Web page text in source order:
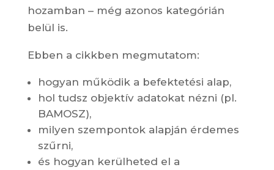
hozamban – még azonos kategórián
belül is.
Ebben a cikkben megmutatom:
hogyan működik a befektetési alap,
hol tudsz objektív adatokat nézni (pl.
BAMOSZ),
milyen szempontok alapján érdemes
szűrni,
és hogyan kerülheted el a